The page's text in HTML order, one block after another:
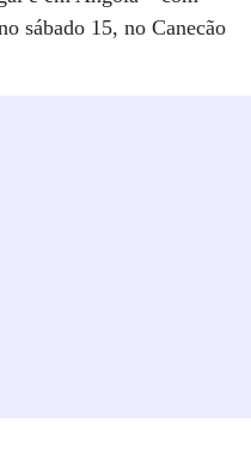
sábado 15, no Canecão